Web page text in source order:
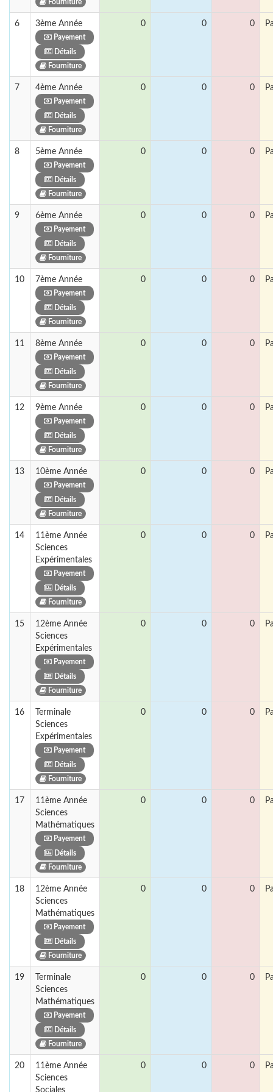
Fourniture
6 3ème Année
Payement
Détails
Fourniture
0 0 0
7 4ème Année
Payement
Détails
Fourniture
0 0 0
8 5ème Année
Payement
Détails
Fourniture
0 0 0
9 6ème Année
Payement
Détails
Fourniture
0 0 0
10 7ème Année
Payement
Détails
Fourniture
0 0 0
11 8ème Année
Payement
Détails
Fourniture
0 0 0
12 9ème Année
Payement
Détails
Fourniture
0 0 0
13 10ème Année
Payement
Détails
Fourniture
0 0 0
14
11ème Année
Sciences
Expérimentales
Payement
Détails
Fourniture
0 0 0
15
12ème Année
Sciences
Expérimentales
Payement
Détails
Fourniture
0 0 0
16
Terminale
Sciences
Expérimentales
Payement
Détails
Fourniture
0 0 0
17
11ème Année
Sciences
Mathématiques
Payement
Détails
Fourniture
0 0 0
18
12ème Année
Sciences
Mathématiques
Payement
Détails
Fourniture
0 0 0
19
Terminale
Sciences
Mathématiques
Payement
Détails
Fourniture
0 0 0
20
11ème Année
Sciences
Sociales
0 0 0